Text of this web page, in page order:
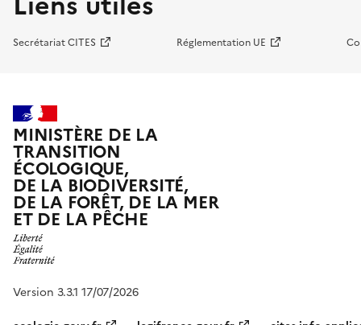
Secrétariat CITES Réglementation UE
MINISTÈRE DE LA
TRANSITION
ÉCOLOGIQUE,
DE LA BIODIVERSITÉ,
DE LA FORÊT, DE LA MER
ET DE LA PÊCHE
Version 3.3.1 17/07/2026